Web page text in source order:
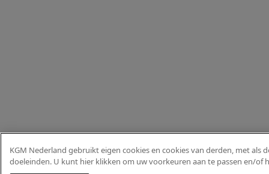
KGM Nederland gebruikt eigen cookies en cookies van derden, met
doeleinden. U kunt hier klikken om uw voorkeuren aan te passen en/